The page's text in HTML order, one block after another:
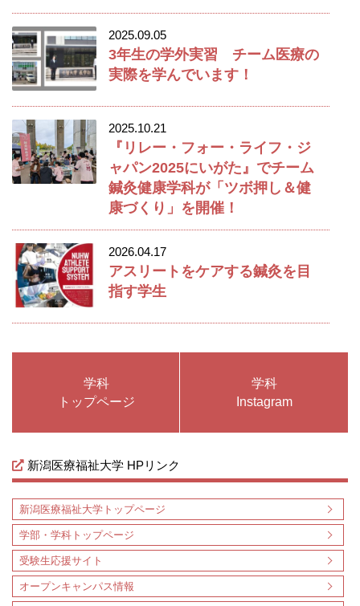
2025.09.05
3年生の学外実習 チーム医療の
実際を学んでいます！
2025.10.21
『リレー・フォー・ライフ・ジ
ャパン2025にいがた』でチーム
鍼灸健康学科が「ツボ押し＆健
康づくり」を開催！
2026.04.17
アスリートをケアする鍼灸を目
指す学生
学科
トップページ
学科
Instagram
新潟医療福祉大学 HPリンク
新潟医療福祉大学トップページ
学部・学科トップページ
受験生応援サイト
オープンキャンパス情報